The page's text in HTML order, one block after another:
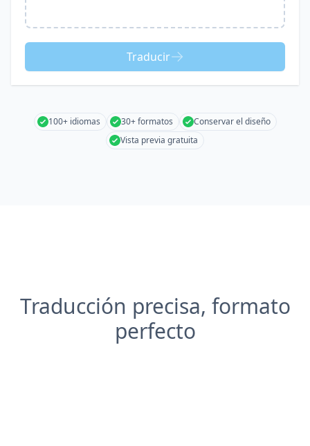
Traducir
100+ idiomas 30+ formatos
Conservar el diseño
Vista previa gratuita
Traducción precisa, formato
perfecto